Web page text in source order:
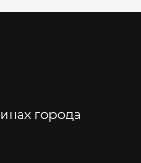
города